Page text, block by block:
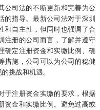
公司法的不断更新和完善为公
的指导。最新公司法对于深圳
和自主性，但同时也强调了合
注册的公司而言，了解并遵守
确定注册资金和实缴比例、确
措施，公司可以为公司的稳健
挑战和机遇。
于注册资金实缴的要求，根据
资金和实缴比例。避免过高或